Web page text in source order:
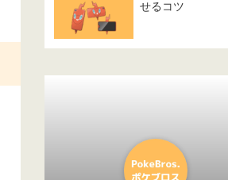
せるコツ